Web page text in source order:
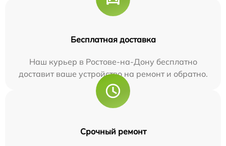
Бесплатная доставка
Наш курьер в Ростове-на-Дону бесплатно
доставит ваше устройство на ремонт и обратно.
Срочный ремонт